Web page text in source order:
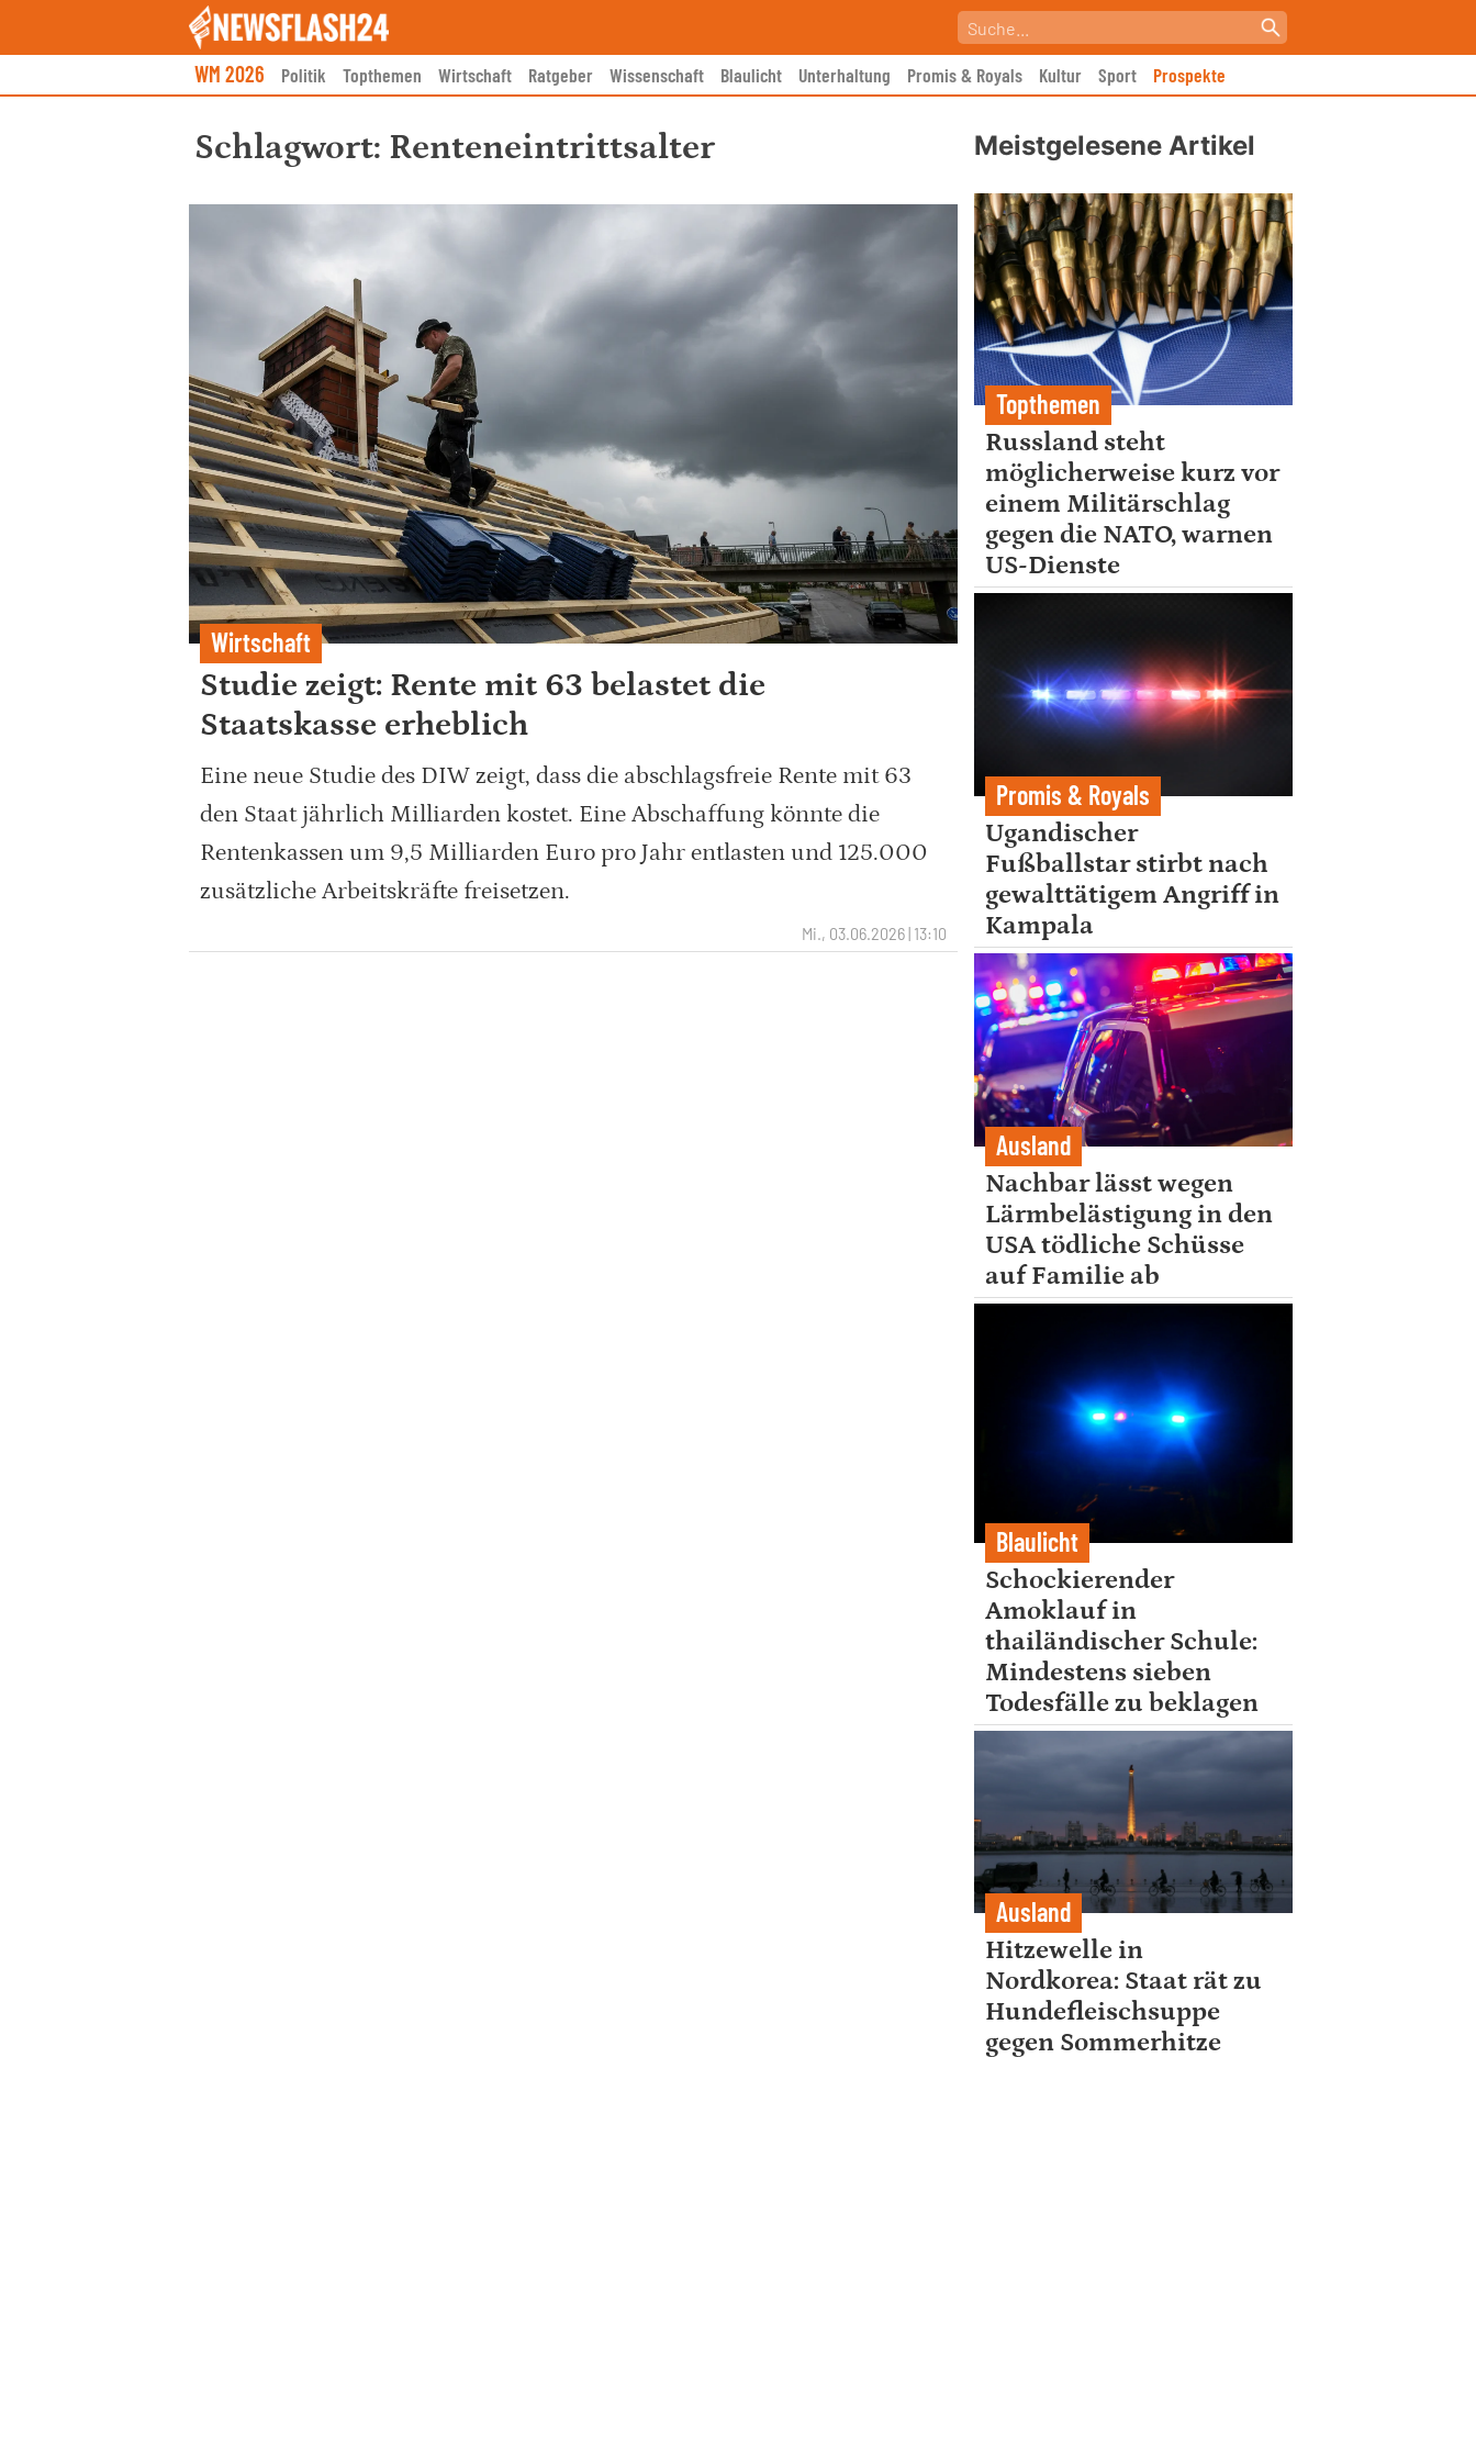
WM 2026 Politik Topthemen Wirtschaft Ratgeber Wissenschaft Blaulicht Unterhaltung Promis & Royals Kultur Sport Prospekte
Schlagwort: Renteneintrittsalter
Wirtschaft
Studie zeigt: Rente mit 63 belastet die
Staatskasse erheblich
Eine neue Studie des DIW zeigt, dass die abschlagsfreie Rente mit 63
den Staat jährlich Milliarden kostet. Eine Abschaffung könnte die
Rentenkassen um 9,5 Milliarden Euro pro Jahr entlasten und 125.000
zusätzliche Arbeitskräfte freisetzen.
Mi., 03.06.2026 | 13:10
Meistgelesene Artikel
Topthemen
Russland steht
möglicherweise kurz vor
einem Militärschlag
gegen die NATO, warnen
US-Dienste
Promis & Royals
Ugandischer
Fußballstar stirbt nach
gewalttätigem Angriff in
Kampala
Ausland
Nachbar lässt wegen
Lärmbelästigung in den
USA tödliche Schüsse
auf Familie ab
Blaulicht
Schockierender
Amoklauf in
thailändischer Schule:
Mindestens sieben
Todesfälle zu beklagen
Ausland
Hitzewelle in
Nordkorea: Staat rät zu
Hundefleischsuppe
gegen Sommerhitze